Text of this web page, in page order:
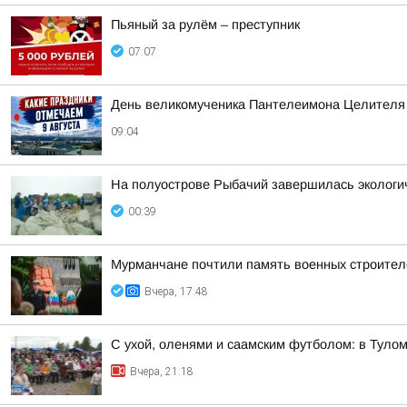
Пьяный за рулём – преступник
07:07
День великомученика Пантелеимона Целителя
09:04
На полуострове Рыбачий завершилась
00:39
Мурманчане почтили память военных
Вчера, 17:48
С ухой, оленями и саамским футболом: в
Вчера, 21:18